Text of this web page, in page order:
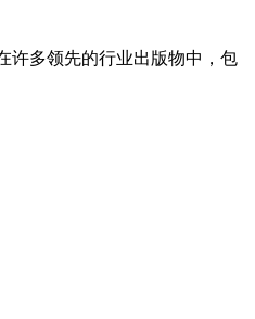
许多领先的行业出版物中，包